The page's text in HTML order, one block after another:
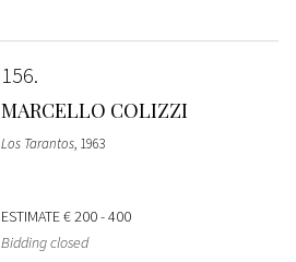
156
MARCELLO COLIZZI
Los Tarantos, 1963
ESTIMATE€ 200 - 400
Bidding closed